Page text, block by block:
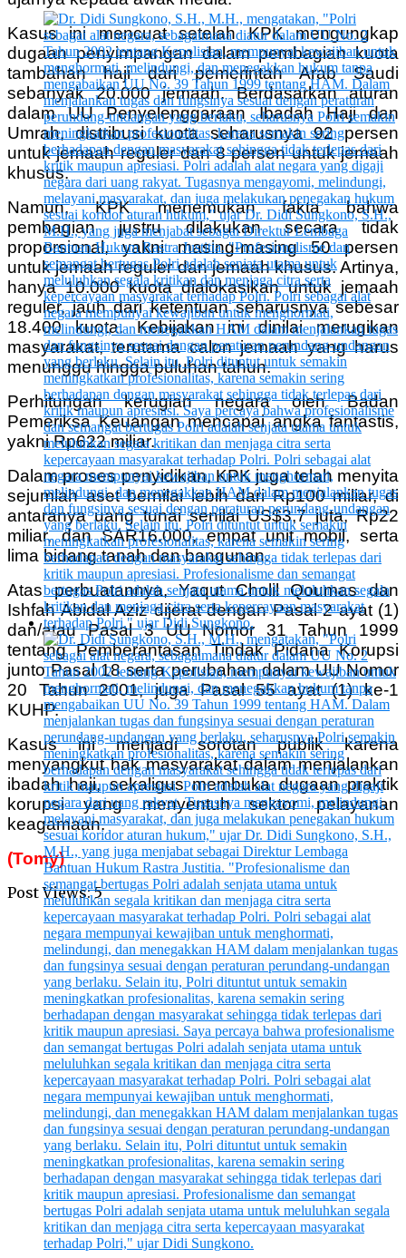
Kasus ini mencuat setelah KPK mengungkap
dugaan penyimpangan dalam pembagian kuota
tambahan haji dari pemerintah Arab Saudi
sebanyak 20.000 jemaah. Berdasarkan aturan
dalam UU Penyelenggaraan Ibadah Haji dan
Umrah, distribusi kuota seharusnya 92 persen
untuk jemaah reguler dan 8 persen untuk jemaah
khusus.
Namun, KPK menemukan fakta bahwa
pembagian justru dilakukan secara tidak
proporsional, yakni masing-masing 50 persen
untuk jemaah reguler dan jemaah khusus. Artinya,
hanya 10.000 kuota dialokasikan untuk jemaah
reguler, jauh dari ketentuan seharusnya sebesar
18.400 kuota. Kebijakan ini dinilai merugikan
masyarakat, terutama calon jemaah yang harus
menunggu hingga puluhan tahun.
Perhitungan kerugian negara oleh Badan
Pemeriksa Keuangan mencapai angka fantastis,
yakni Rp622 miliar.
Dalam proses penyidikan, KPK juga telah menyita
sejumlah aset bernilai lebih dari Rp100 miliar, di
antaranya uang tunai senilai US$3,7 juta, Rp22
miliar, dan SAR16.000, empat unit mobil, serta
lima bidang tanah dan bangunan.
Atas perbuatannya, Yaqut Cholil Qoumas dan
Ishfah Abidal Aziz dijerat dengan Pasal 2 ayat (1)
dan/atau Pasal 3 UU Nomor 31 Tahun 1999
tentang Pemberantasan Tindak Pidana Korupsi
junto Pasal 18 serta perubahan dalam UU Nomor
20 Tahun 2001, juga Pasal 55 ayat (1) ke-1
KUHP.
Kasus ini menjadi sorotan publik karena
menyangkut hak masyarakat dalam menjalankan
ibadah haji, sekaligus membuka dugaan praktik
korupsi yang menyentuh sektor pelayanan
keagamaan.
(Tomy)
Post Views: 5